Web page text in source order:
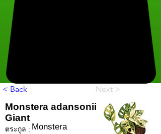
< Back Next >
Monstera adansonii
Giant
ตระกูล : Monstera